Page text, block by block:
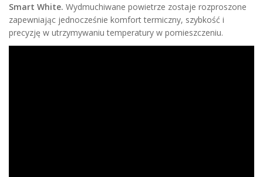
Smart White. Wydmuchiwane powietrze zostaje rozproszone
zapewniając jednocześnie komfort termiczny, szybkość i
precyzję w utrzymywaniu temperatury w pomieszczeniu.